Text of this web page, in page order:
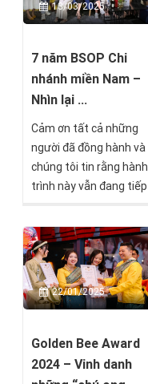
13/03/2025
7 năm BSOP Chi
nhánh miền Nam –
Nhìn lại ...
Cảm ơn tất cả những
người đã đồng hành và
chúng tôi tin rằng hành
trình này vẫn đang tiếp
nghĩa hơn phía trước.
22/01/2025
Golden Bee Award
2024 – Vinh danh